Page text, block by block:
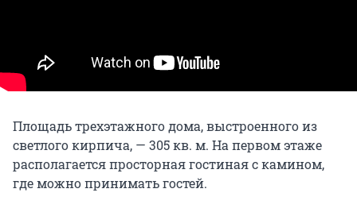
Площадь трехэтажного дома, выстроенного из
светлого кирпича, — 305 кв. м. На первом этаже
располагается просторная гостиная с камином,
где можно принимать гостей.